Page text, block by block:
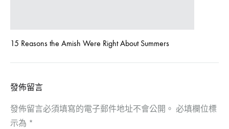
15 Reasons the Amish Were Right About Summers
發佈留言
發佈留言必須填寫的電子郵件地址不會公開。 必填欄位標
示為 *